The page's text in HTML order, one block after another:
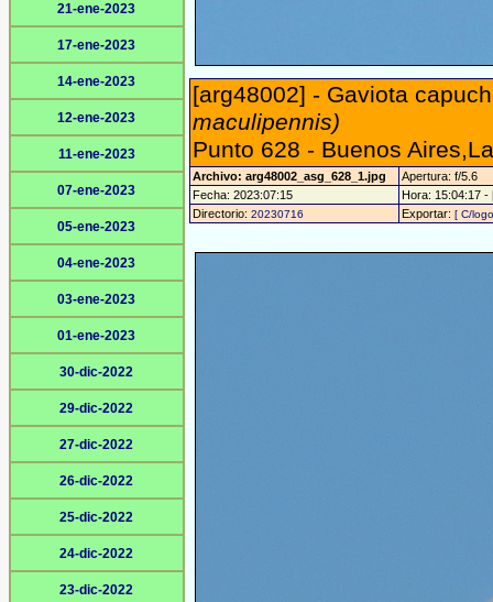
21-ene-2023
17-ene-2023
14-ene-2023
12-ene-2023
11-ene-2023
07-ene-2023
05-ene-2023
04-ene-2023
03-ene-2023
01-ene-2023
30-dic-2022
29-dic-2022
27-dic-2022
26-dic-2022
25-dic-2022
24-dic-2022
23-dic-2022
[arg48002] - Gaviota
maculipennis)
Punto 628 - Buenos
Archivo: arg48002_asg_628_1.jpg
Apertura: f/5.6
Fecha: 2023:07:15
Hora: 15:04:17 -
Directorio: 20230716 Exportar: [ C/